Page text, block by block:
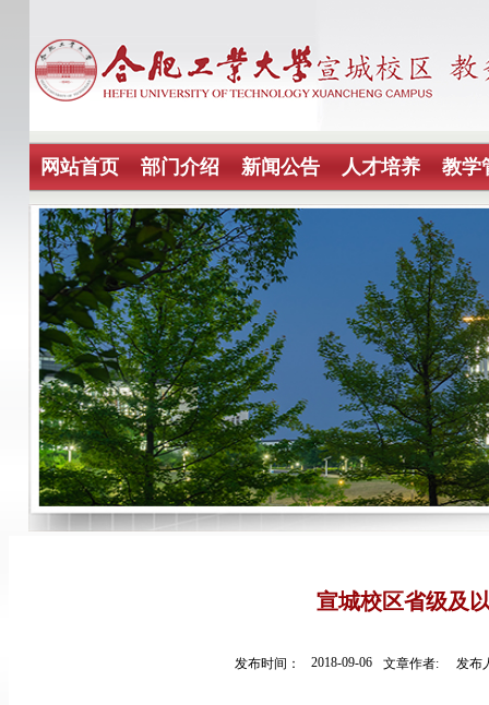
网站首页 部门介绍 新闻公告 人才培养 教学
宣城校区省级及
发布时间： 2018-09-06 文章作者: 发布